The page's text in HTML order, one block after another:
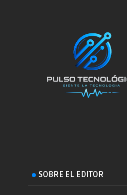
SOBRE EL EDITOR